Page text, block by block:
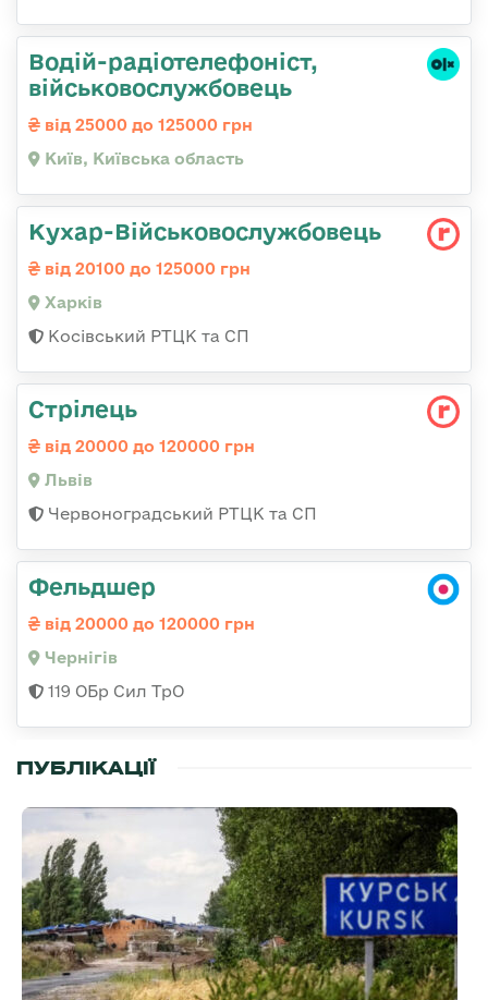
Водій-радіотелефоніст,
військовослужбовець
від 25000 до 125000 грн
Київ, Київська область
Кухар-Військовослужбовець
від 20100 до 125000 грн
Харків
Косівський РТЦК та СП
Стрілець
від 20000 до 120000 грн
Львів
Червоноградський РТЦК та СП
Фельдшер
від 20000 до 120000 грн
Чернігів
119 ОБр Сил ТрО
ПУБЛІКАЦІЇ